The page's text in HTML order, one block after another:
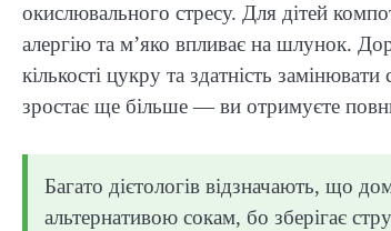
окислювального стресу. Для дітей
алергію та м’яко впливає на шлунок.
кількості цукру та здатність
зростає ще більше — ви отримуєте
Багато дієтологів відзначають, що
альтернативою сокам, бо зберігає